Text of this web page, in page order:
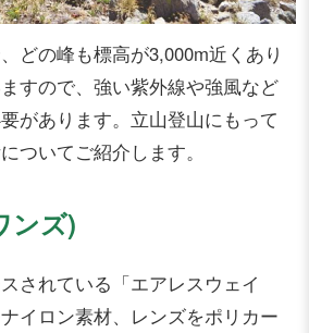
どの峰も標高が3,000m近くあり
すので、強い紫外線や強風など
があります。立山登山にもって
ついてご紹介します。
ンズ)
されている「エアレスウェイ
イロン素材、レンズをポリカー